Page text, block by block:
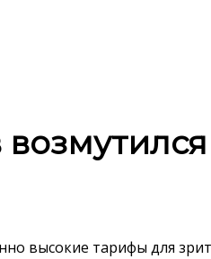
высокие тарифы для